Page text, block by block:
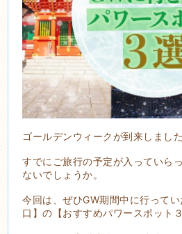
ゴールデンウィークが到来しました
すでにご旅行の予定が入っていら
ないでしょうか。
今回は、ぜひGW期間中に行って
口】の【おすすめパワースポット